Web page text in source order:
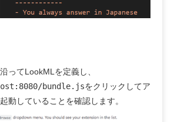
ってLookMLを定義し、
bundle.jsをクリックしてア
動していることを確認します。